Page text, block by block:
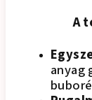
A
anyag